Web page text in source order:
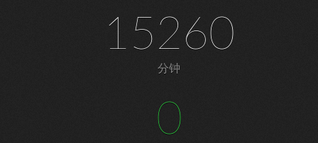
15260
分钟
0